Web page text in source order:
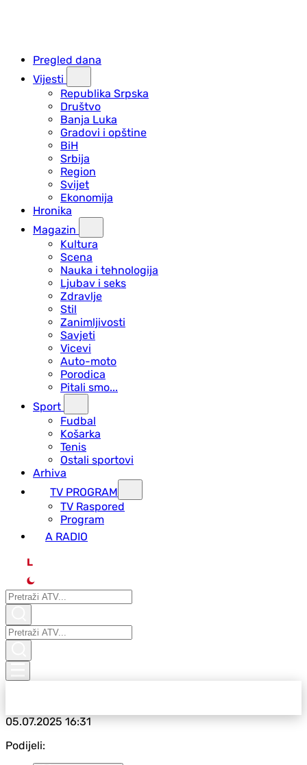
Pregled dana
Vijesti
Republika Srpska
Društvo
Banja Luka
Gradovi i opštine
BiH
Srbija
Region
Svijet
Ekonomija
Hronika
Magazin
Kultura
Scena
Nauka i tehnologija
Ljubav i seks
Zdravlje
Stil
Zanimljivosti
Savjeti
Vicevi
Auto-moto
Porodica
Pitali smo...
Sport
Fudbal
Košarka
Tenis
Ostali sportovi
Arhiva
TV PROGRAM
ТV Raspored
Program
A RADIO
L
05.07.202516:31
Podijeli: